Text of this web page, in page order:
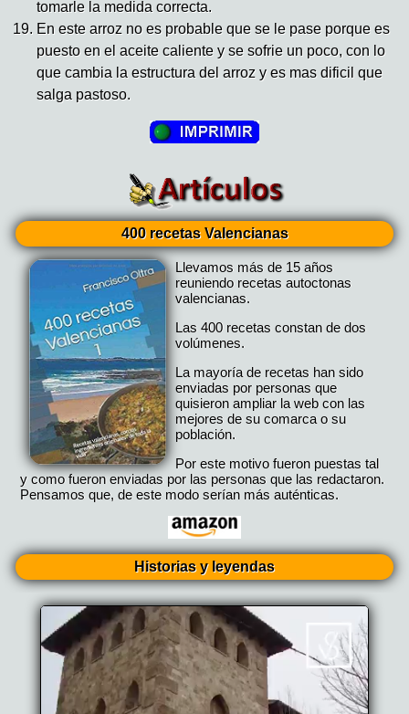
tomarle la medida correcta.
En este arroz no es probable que se le pase porque es
puesto en el aceite caliente y se sofrie un poco, con lo
que cambia la estructura del arroz y es mas dificil que
salga pastoso.
400 recetas Valencianas
Llevamos más de 15 años
reuniendo recetas autoctonas
valencianas.
Las 400 recetas constan de dos
volúmenes.
La mayoría de recetas han sido
enviadas por personas que
quisieron ampliar la web con las
mejores de su comarca o su
población.
Por este motivo fueron puestas tal
y como fueron enviadas por las personas que las redactaron.
Pensamos que, de este modo serían más auténticas.
Historias y leyendas